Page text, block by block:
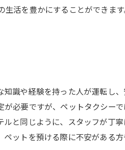
活を豊かにすることができま
識や経験を持った人が運転し
必要ですが、ペットタクシー
と同じように、スタッフが丁
ットを預ける際に不安がある